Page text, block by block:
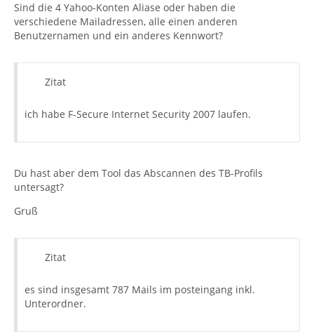
Sind die 4 Yahoo-Konten Aliase oder haben die
verschiedene Mailadressen, alle einen anderen
Benutzernamen und ein anderes Kennwort?
Zitat
ich habe F-Secure Internet Security 2007 laufen.
Du hast aber dem Tool das Abscannen des TB-Profils
untersagt?
Gruß
Zitat
es sind insgesamt 787 Mails im posteingang inkl.
Unterordner.